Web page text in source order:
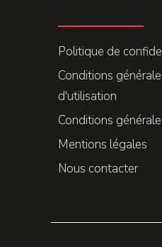
Politique de
Conditions
d'utilisation
Conditions
Mentions légales
Nous contacter